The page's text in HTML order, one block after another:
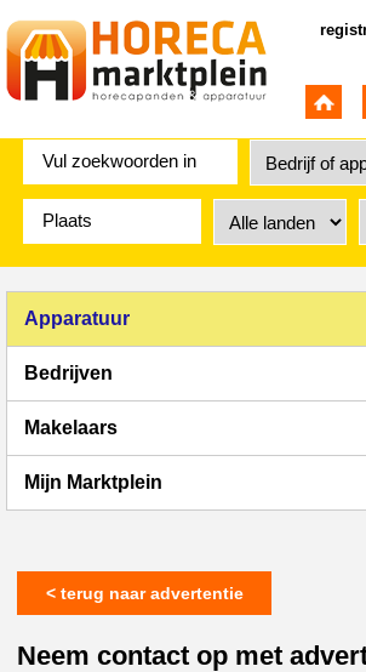
Apparatuur
Bedrijven
Makelaars
Mijn Marktplein
< terug naar advertentie
Neem contact op met